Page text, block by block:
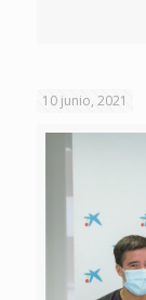
10 junio, 2021